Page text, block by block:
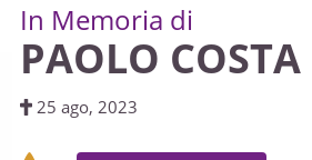
In Memoria di
PAOLO COSTA
25 ago, 2023